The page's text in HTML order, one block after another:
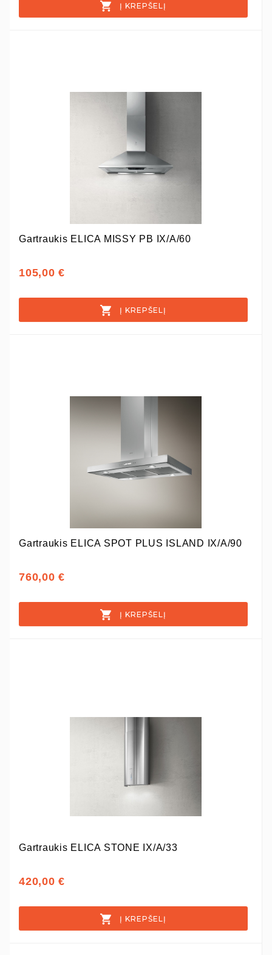
Į KREPŠELĮ
Gartraukis ELICA MISSY PB IX/A/60
105,00 €
Į KREPŠELĮ
Gartraukis ELICA SPOT PLUS ISLAND IX/A/90
760,00 €
Į KREPŠELĮ
Gartraukis ELICA STONE IX/A/33
420,00 €
Į KREPŠELĮ